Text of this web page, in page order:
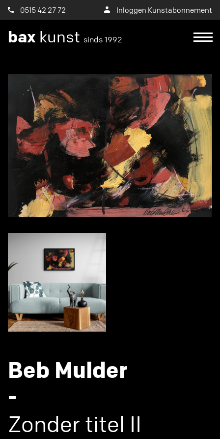
0515 42 27 72 Inloggen Kunstabonnement
bax kunst sinds 1992
Beb Mulder
-
Zonder titel II